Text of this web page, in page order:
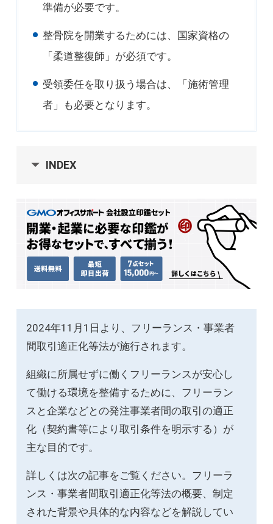
準備が必要です。
整骨院を開業するためには、国家資格の
「柔道整復師」が必須です。
受領委任を取り扱う場合は、「施術管理
者」も必要となります。
INDEX
2024年11月1日より、フリーランス・事業者
間取引適正化等法が施行されます。
組織に所属せずに働くフリーランスが安心し
て働ける環境を整備するために、フリーラン
スと企業などとの発注事業者間の取引の適正
化（契約書等により取引条件を明示する）が
主な目的です。
詳しくは次の記事をご覧ください。フリーラ
ンス・事業者間取引適正化等法の概要、制定
された背景や具体的な内容などを解説してい